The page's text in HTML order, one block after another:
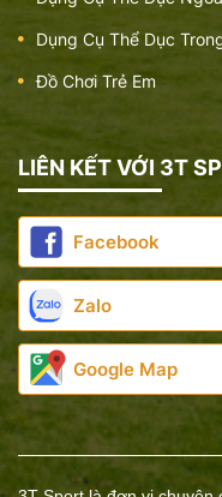
Dụng cụ
Dụng Cụ Thể Dục
Đồ Chơi Trẻ Em
LIÊN KẾT VỚI 3T
Facebook
Zalo
Google Map